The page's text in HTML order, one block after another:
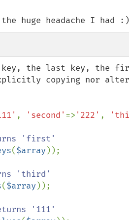
huge headache I had :)
the last key, the
copying nor
, 'second' => '222' ,
'first'
($array ));
'third'
($array ));
'111'